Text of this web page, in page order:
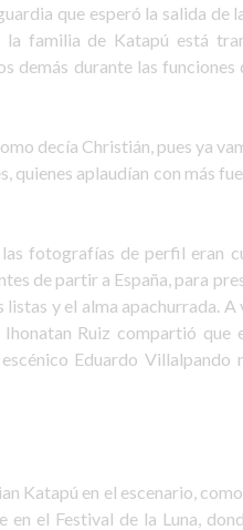
que esperó la salida de
familia de Katapú está
demás durante las
decía Christián, pues ya
quienes aplaudían con más
fotografías de perfil eran
de partir a España, para
y el alma apachurrada.
Ruiz compartió que
Eduardo Villalpando
Katapú en el escenario,
en el Festival de la Luna,